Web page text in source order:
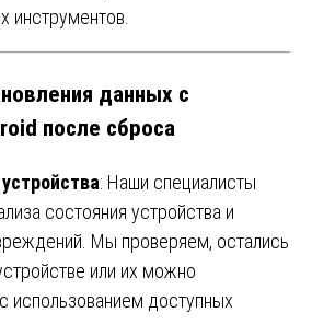
инструментов.
данных с
после сброса
: Наши специалисты
состояния устройства и
Мы проверяем, остались
или их можно
использованием доступных